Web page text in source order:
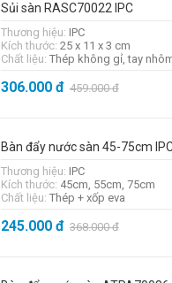
Sủi sàn RASC70022 IPC
Thương hiệu: IPC
Kích thước: 25 x 11 x 3 cm
Chất liệu: Thép không gỉ, tay
306.000đ 459.000đ
Bàn đẩy nước sàn 45-75cm
Thương hiệu: IPC
Kích thước: 45cm, 55cm, 75cm
Chất liệu: Thép + xốp eva
245.000đ 368.000đ